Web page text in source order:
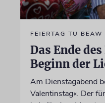
FEIERTAG TU BEAW
Das Ende
Beginn der
Am Dienstagabend
Valentinstag«. Der